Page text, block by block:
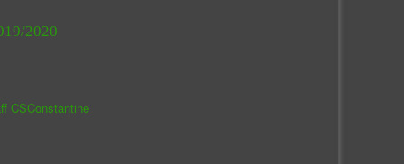
2020
CSConstantine